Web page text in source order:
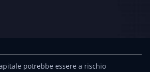
potrebbe essere a rischio